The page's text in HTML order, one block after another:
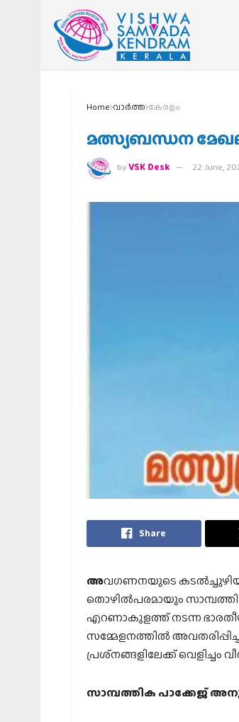
Home വാര്‍ത്ത കേരളം
മത്സ്യബന്ധന
byVSK Desk 22 June,
Share
അവഗണനയുടെ
തൊഴില്‍പരമായും
എറണാകുളത്ത് നടന്ന
സമ്മേളനത്തില്‍
പ്രശ്‌നങ്ങളിലേക്ക് വെളിച്ചം
സാമ്പത്തിക പാക്കേജ്